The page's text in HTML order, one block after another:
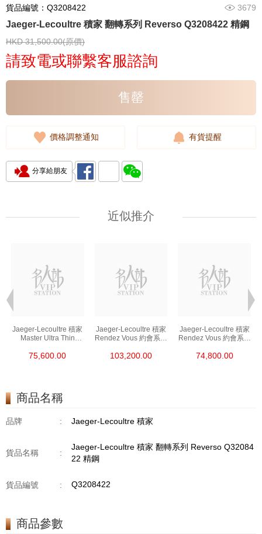
貨品編號：Q3208422 3679
Jaeger-Lecoultre 積家 翻轉系列 Reverso Q3208422 精鋼
HKD 31,500.00(原價)
請致電或聯繫客服諮詢
售罄
價格調整通知 有貨提醒
分享給朋友
近似推介
Jaeger-Lecoultre 積家
Master Ultra Thin
Q1368471 精鋼
75,600.00
Jaeger-Lecoultre 積家
Rendez Vous 約會系列
103,200.00
Jaeger-Lecoultre 積家
Rendez Vous 約會系列
74,800.00
商品名稱
品牌 : Jaeger-Lecoultre 積家
貨品名稱 :
Jaeger-Lecoultre 積家 翻轉系列 Reverso Q32084
22 精鋼
貨品編號 : Q3208422
商品參數